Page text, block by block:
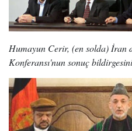
Humayun Cerir, (en solda) İran
Konferansı'nun sonuç